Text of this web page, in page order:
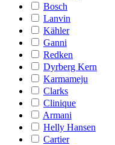
Bosch
Lanvin
Kähler
Ganni
Redken
Dyrberg Kern
Karmameju
Clarks
Clinique
Armani
Helly Hansen
Cartier